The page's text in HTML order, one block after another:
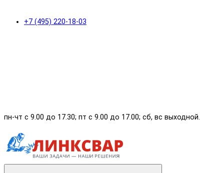
+7 (495) 220-18-03
пн-чт с 9.00 до 17.30; пт с 9.00 до 17.00; сб, вс выходной.